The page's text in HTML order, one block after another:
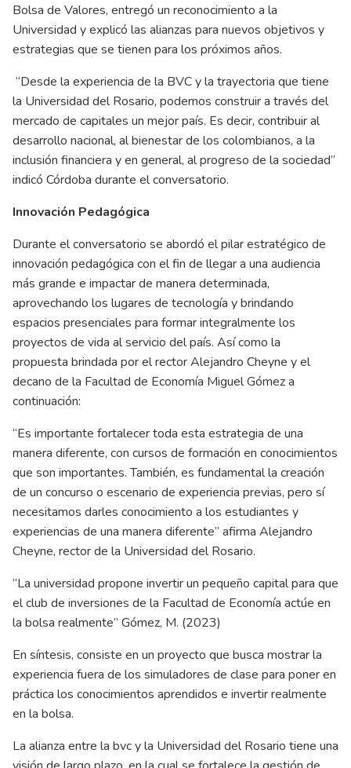
Bolsa de Valores, entregó un reconocimiento a la
Universidad y explicó las alianzas para nuevos objetivos y
estrategias que se tienen para los próximos años.
“Desde la experiencia de la BVC y la trayectoria que tiene
la Universidad del Rosario, podemos construir a través del
mercado de capitales un mejor país. Es decir, contribuir al
desarrollo nacional, al bienestar de los colombianos, a la
inclusión financiera y en general, al progreso de la sociedad”
indicó Córdoba durante el conversatorio.
Innovación Pedagógica
Durante el conversatorio se abordó el pilar estratégico de
innovación pedagógica con el fin de llegar a una audiencia
más grande e impactar de manera determinada,
aprovechando los lugares de tecnología y brindando
espacios presenciales para formar integralmente los
proyectos de vida al servicio del país. Así como la
propuesta brindada por el rector Alejandro Cheyne y el
decano de la Facultad de Economía Miguel Gómez a
continuación:
“Es importante fortalecer toda esta estrategia de una
manera diferente, con cursos de formación en conocimientos
que son importantes. También, es fundamental la creación
de un concurso o escenario de experiencia previas, pero sí
necesitamos darles conocimiento a los estudiantes y
experiencias de una manera diferente” afirma Alejandro
Cheyne, rector de la Universidad del Rosario.
“La universidad propone invertir un pequeño capital para que
el club de inversiones de la Facultad de Economía actúe en
la bolsa realmente” Gómez, M. (2023)
En síntesis, consiste en un proyecto que busca mostrar la
experiencia fuera de los simuladores de clase para poner en
práctica los conocimientos aprendidos e invertir realmente
en la bolsa.
La alianza entre la bvc y la Universidad del Rosario tiene una